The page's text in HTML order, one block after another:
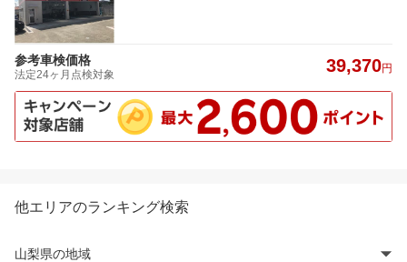
他エリアのランキング検索
山梨県の地域
参考車検価格
法定24ヶ月点検対象 39,370円